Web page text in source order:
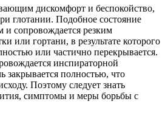
дискомфорт и беспокойство,
глотании. Подобное состояние
и сопровождается резким
или гортани, в результате которого
или частично перекрывается.
инспираторной
закрывается полностью, что
Поэтому следует знать
симптомы и меры борьбы с